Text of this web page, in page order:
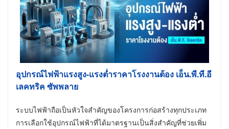
อุปกรณ์ไฟฟ้าแรงสูง-แรงต่ำราคาโรงงานต้อง เอ็น.พี.ที.อี
เลคทริค ซัพพลาย
ระบบไฟฟ้าถือเป็นหัวใจสำคัญของโครงการก่อสร้างทุกประเภท
การเลือกใช้อุปกรณ์ไฟฟ้าที่ได้มาตรฐานเป็นสิ่งสำคัญที่ช่วยเพิ่ม